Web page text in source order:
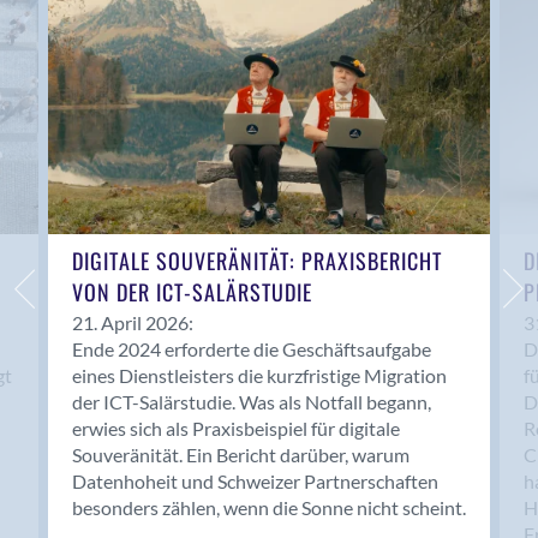
Anwil
Appenzell
Au SG
Baar
Baden
Balsthal
Balzers
Basel
Bassersdorf
Belp
Bendern
Benken (SG)
Bergdietikon
Berlin
Bern
Bern - Liebefeld
DIGITALE SOUVERÄNITÄT: PRAXISBERICHT
VON DER ICT-SALÄRSTUDIE
21. April 2026:
Ende 2024 erforderte die Geschäftsaufgabe
eines Dienstleisters die kurzfristige Migration
der ICT-Salärstudie. Was als Notfall begann,
erwies sich als Praxisbeispiel für digitale
Souveränität. Ein Bericht darüber, warum
Datenhoheit und Schweizer Partnerschaften
besonders zählen, wenn die Sonne nicht scheint.